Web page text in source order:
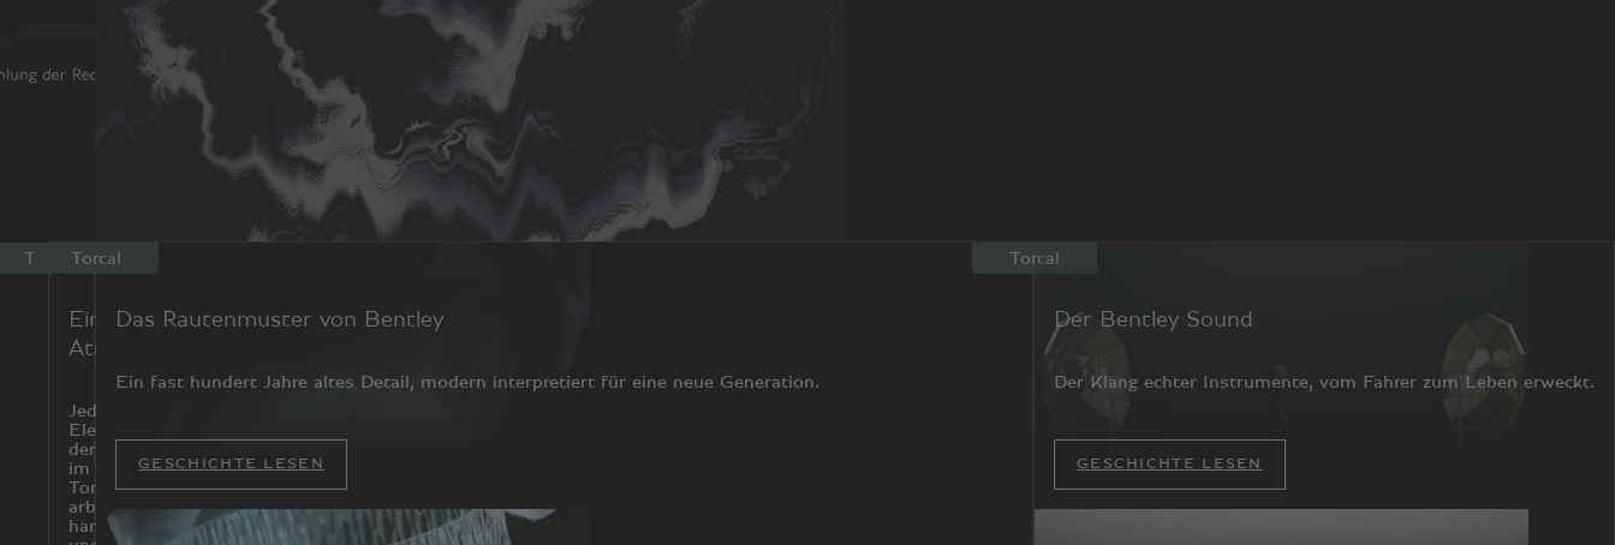
Torcal
Eine neue
Atmosphäre
Jedes
Element
der Kabine
im Bentley
Torcal
arbeitet
harmonisch
Torcal
Das Rautenmuster von Bentley
Ein fast hundert Jahre altes Detail, modern interpretiert für eine neue Generation.
GESCHICHTE LESEN
Torcal
Der Bentley Sound
Der Klang echter Instrumente, vom Fahrer zum Leben erweckt.
GESCHICHTE LESEN